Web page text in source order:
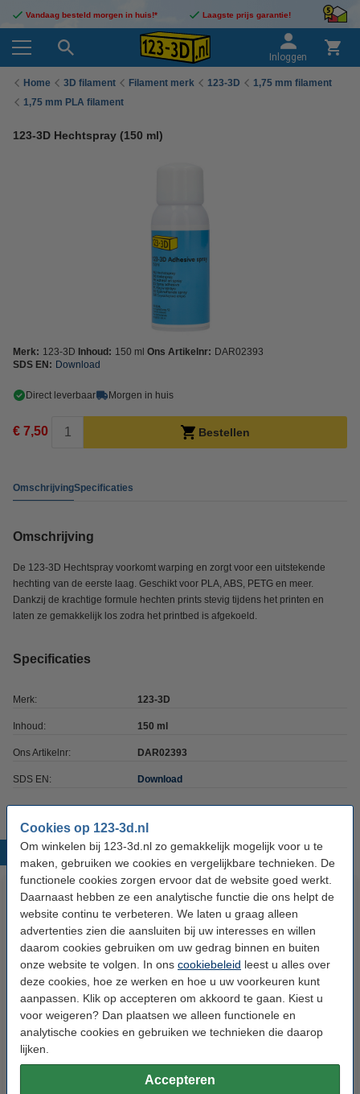
Cookies op 123-3d.nl
Om winkelen bij 123-3d.nl zo gemakkelijk mogelijk voor u te
maken, gebruiken we cookies en vergelijkbare technieken. De
functionele cookies zorgen ervoor dat de website goed werkt.
Daarnaast hebben ze een analytische functie die ons helpt de
website continu te verbeteren. We laten u graag alleen
advertenties zien die aansluiten bij uw interesses en willen
daarom cookies gebruiken om uw gedrag binnen en buiten
onze website te volgen. In ons cookiebeleid leest u alles over
deze cookies, hoe ze werken en hoe u uw voorkeuren kunt
aanpassen. Klik op accepteren om akkoord te gaan. Kiest u
voor weigeren? Dan plaatsen we alleen functionele en
analytische cookies en gebruiken we technieken die daarop
lijken.
Accepteren
Vandaag besteld morgen in huis!* Laagste prijs garantie!
Inloggen
Home 3D filament Filament merk 123-3D
1,75 mm filament
1,75 mm PLA filament
123-3D Hechtspray (150 ml)
Merk: 123-3D Inhoud: 150 ml Ons Artikelnr: DAR02393
SDS EN: Download
Direct leverbaar Morgen in huis
€ 7,50 Bestellen
OmschrijvingSpecificaties
Omschrijving
De 123‑3D Hechtspray voorkomt warping en zorgt voor een uitstekende
hechting van de eerste laag. Geschikt voor PLA, ABS, PETG en meer.
Dankzij de krachtige formule hechten prints stevig tijdens het printen en
laten ze gemakkelijk los zodra het printbed is afgekoeld.
Specificaties
Merk: 123-3D
Inhoud: 150 ml
Ons Artikelnr: DAR02393
SDS EN: Download
Populaire producten
3D print nabewerking set
123-3D Filament PLA Zwart 1,75
mm 1 kg